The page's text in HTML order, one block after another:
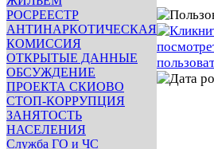
РОСРЕЕСТР
АНТИНАРКОТИЧЕСКАЯ
КОМИССИЯ
ОТКРЫТЫЕ ДАННЫЕ
ОБСУЖДЕНИЕ
ПРОЕКТА СКИОВО
СТОП-КОРРУПЦИЯ
ЗАНЯТОСТЬ
НАСЕЛЕНИЯ
Служба ГО и ЧС